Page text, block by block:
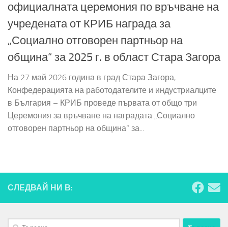
официалната церемония по връчване на
учредената от КРИБ награда за
„Социално отговорен партньор на
община“ за 2025 г. в област Стара Загора
На 27 май 2026 година в град Стара Загора,
Конфедерацията на работодателите и индустриалците
в България – КРИБ проведе първата от общо три
Церемония за връчване на наградата „Социално
отговорен партньор на община“ за...
СЛЕДВАЙ НИ В:
Търсене